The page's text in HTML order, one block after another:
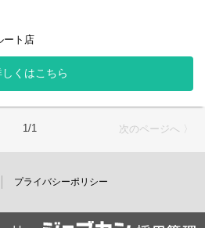
ート店
しくはこちら
1/1 次のページへ 〉
プライバシーポリシー